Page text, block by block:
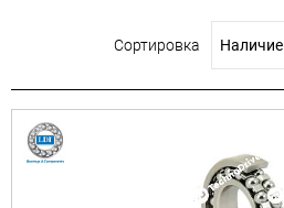
Сортировка